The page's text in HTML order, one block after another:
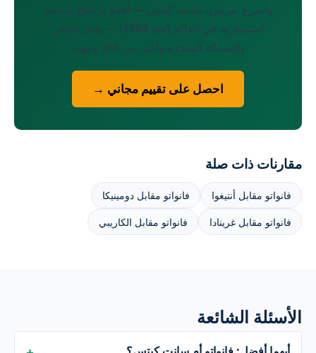
وأسرع بمرتين. سانت كيتس — أقدم برنامج جنسية
استثمارية في العالم (منذ 1984) — يوفر شنغن
والمملكة المتحدة وأكثر من 155 وجهة.
احصل على تقييم مجاني →
مقارنات ذات صلة
فانواتو مقابل أنتيغوا
فانواتو مقابل دومينيكا
فانواتو مقابل غرينادا
فانواتو مقابل الكاريبي
الأسئلة الشائعة